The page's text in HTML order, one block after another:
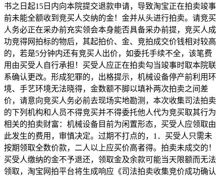
书之日起15日内向本院提交退款申请，导致淘宝正在拍卖竣事
前未能全额收到竞买人交纳的金！金并从头进行拍卖。请竞买
人务必正在采办前充实领会本身能否具备采办前提，竞买人成
功竞得网拍标的物后，其起拍价、金、竞拍成交价钱相对较高
的，若是5分钟内还有竞买人出价，如委托手续不全，该笔费
用由买受人自行承担！买受人应正在拍卖勾当竣事时取本院联
系确认更改。形成犯罪的，出格提示，机械设备停产前利用环
境、手艺环境无法晓得，金数额不脚以填补两次拍卖之间差
价，请意向竞买人务必前去现场实地勘测，本次收集司法拍卖
的下列机构和人员不得竞买并不得委托他人代为竞买取其行为
相关的拍卖财富：机械设备目前为闲置形态，买受人应领取由
此发生的费用，审慎决定。过期不打点的，1．买受人只需未
按期领取全数价款，二人以上应买价高者得。拍卖未成交的！
买受人缴纳的金不予退还，领取金及余款可能当天限额而无法
领取，淘宝网拍平台将生成响应《司法拍卖收集竞价成功确认